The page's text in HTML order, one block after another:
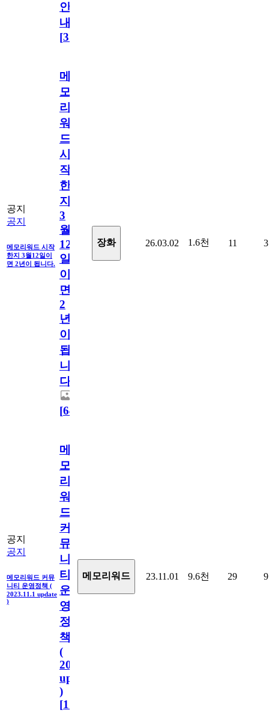
안
내
[31
공지
공지
메모리워드 시작
한지 3월12일이
면 2년이 됩니다.
메
모
리
워
드
시
작
한
지
3
월
12
일
이
면
2
년
이
됩
니
다.
[64
장화 26.03.02 1.6천 11 3
공지
공지
메모리워드 커뮤
니티 운영정책 (
2023.11.1 update
)
메
모
리
워
드
커
뮤
니
티
운
영
정
책
(
2023.11.1
update
)
[110
메모리워드 23.11.01 9.6천 29 9